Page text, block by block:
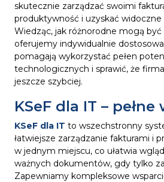
skutecznie zarządzać swoimi
produktywność i uzyskać widoczne
Wiedząc, jak różnorodne mogą
oferujemy indywidualnie
pomagają wykorzystać pełen
technologicznych i sprawić, że
jeszcze szybciej.
KSeF dla IT –
KSeF dla IT to wszechstronny
łatwiejsze zarządzanie fakturami i
w jednym miejscu, co ułatwia
ważnych dokumentów, gdy tylko
Zapewniamy kompleksowe